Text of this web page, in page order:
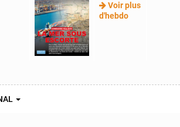
Voir plus
d'hebdo